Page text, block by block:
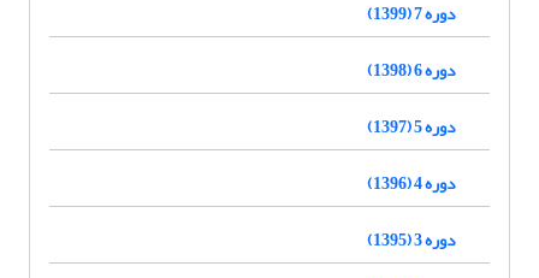
دوره 7 (1399)
دوره 6 (1398)
دوره 5 (1397)
دوره 4 (1396)
دوره 3 (1395)